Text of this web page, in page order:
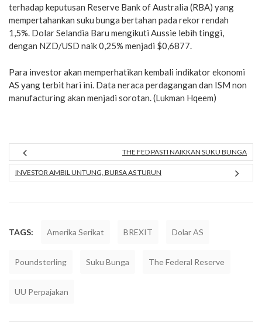
terhadap keputusan Reserve Bank of Australia (RBA) yang
mempertahankan suku bunga bertahan pada rekor rendah
1,5%. Dolar Selandia Baru mengikuti Aussie lebih tinggi,
dengan NZD/USD naik 0,25% menjadi $0,6877.
Para investor akan memperhatikan kembali indikator ekonomi
AS yang terbit hari ini. Data neraca perdagangan dan ISM non
manufacturing akan menjadi sorotan. (Lukman Hqeem)
THE FED PASTI NAIKKAN SUKU BUNGA
INVESTOR AMBIL UNTUNG, BURSA AS TURUN
TAGS: Amerika Serikat BREXIT Dolar AS
Poundsterling Suku Bunga The Federal Reserve
UU Perpajakan